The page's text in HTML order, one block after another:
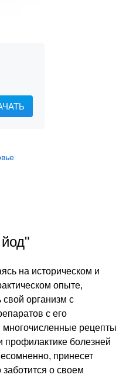
на историческом и
опыте,
свой организм с
с его
рецепты
профилактике болезней
принесет
о своем